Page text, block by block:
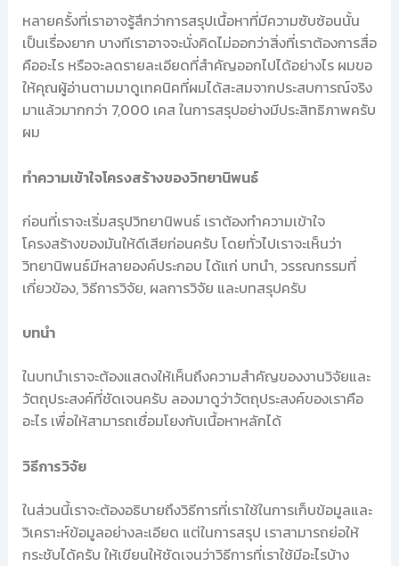
หลายครั้งที่เราอาจรู้สึกว่าการสรุปเนื้อหาที่มีความซับซ้อนนั้น
เป็นเรื่องยาก บางทีเราอาจจะนั่งคิดไม่ออกว่าสิ่งที่เราต้องการสื่อ
คืออะไร หรือจะลดรายละเอียดที่สำคัญออกไปได้อย่างไร ผมขอ
ให้คุณผู้อ่านตามมาดูเทคนิคที่ผมได้สะสมจากประสบการณ์จริง
มาแล้วมากกว่า 7,000 เคส ในการสรุปอย่างมีประสิทธิภาพครับ
ผม
ทำความเข้าใจโครงสร้างของวิทยานิพนธ์
ก่อนที่เราจะเริ่มสรุปวิทยานิพนธ์ เราต้องทำความเข้าใจ
โครงสร้างของมันให้ดีเสียก่อนครับ โดยทั่วไปเราจะเห็นว่า
วิทยานิพนธ์มีหลายองค์ประกอบ ได้แก่ บทนำ, วรรณกรรมที่
เกี่ยวข้อง, วิธีการวิจัย, ผลการวิจัย และบทสรุปครับ
บทนำ
ในบทนำเราจะต้องแสดงให้เห็นถึงความสำคัญของงานวิจัยและ
วัตถุประสงค์ที่ชัดเจนครับ ลองมาดูว่าวัตถุประสงค์ของเราคือ
อะไร เพื่อให้สามารถเชื่อมโยงกับเนื้อหาหลักได้
วิธีการวิจัย
ในส่วนนี้เราจะต้องอธิบายถึงวิธีการที่เราใช้ในการเก็บข้อมูลและ
วิเคราะห์ข้อมูลอย่างละเอียด แต่ในการสรุป เราสามารถย่อให้
กระชับได้ครับ ให้เขียนให้ชัดเจนว่าวิธีการที่เราใช้มีอะไรบ้าง